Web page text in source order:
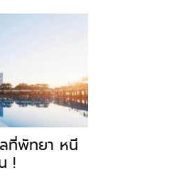
ที่พัทยา หนี
!